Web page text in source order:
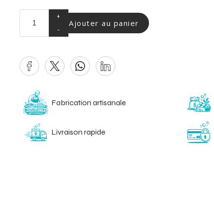
+
-
Ajouter au panier
Fabrication artisanale
Livraison rapide